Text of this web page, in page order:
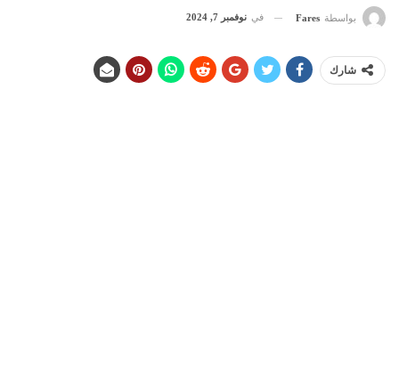
بواسطة Fares في نوفمبر 7, 2024
شارك